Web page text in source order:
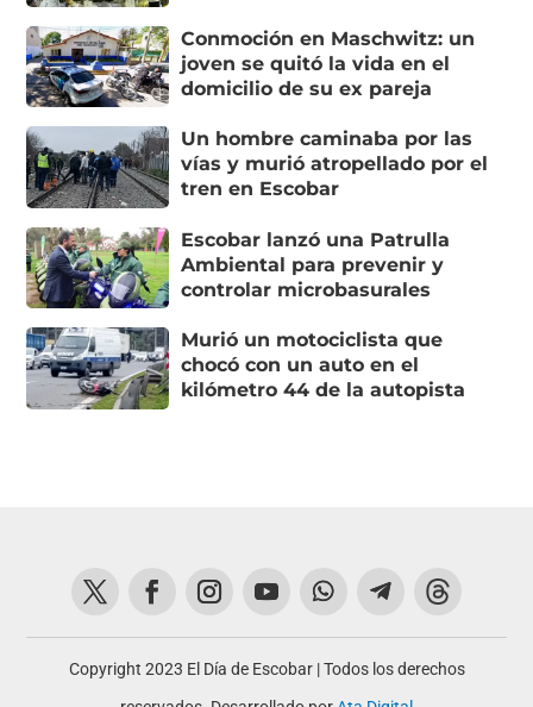
Conmoción en Maschwitz: un
joven se quitó la vida en el
domicilio de su ex pareja
Un hombre caminaba por las
vías y murió atropellado por el
tren en Escobar
Escobar lanzó una Patrulla
Ambiental para prevenir y
controlar microbasurales
Murió un motociclista que
chocó con un auto en el
kilómetro 44 de la autopista
Copyright 2023 El Día de Escobar | Todos los derechos